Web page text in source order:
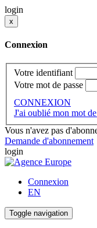
login
x
Connexion
Votre identifiant
Votre mot de passe
CONNEXION
J'ai oublié mon mot de
Vous n'avez pas
Demande d'abonnement
login
Connexion
EN
Toggle navigation